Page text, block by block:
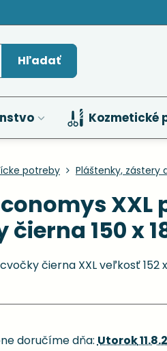
Hľadať
Kozmetické
potreby Pláštenky, zástery
čierna 150 x
čierna XXL veľkosť 152
doručíme dňa:Utorok